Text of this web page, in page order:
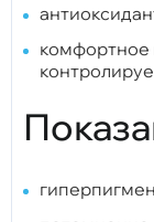
комфортное